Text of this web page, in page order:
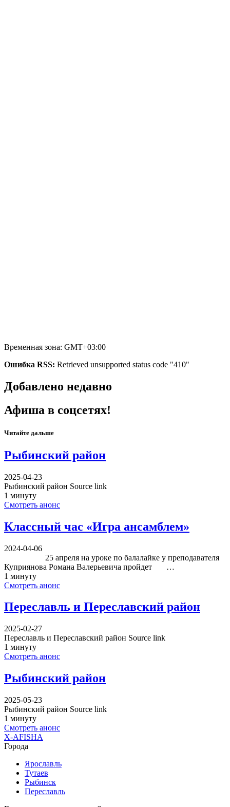
Временная зона: GMT+03:00
Ошибка RSS: Retrieved unsupported status code "410"
Добавлено недавно
Афиша в соцсетях!
Читайте дальше
Рыбинский район
2025-04-23
Рыбинский район Source link
1 минуту
Смотреть анонс
Классный час «Игра ансамблем»
2024-04-06
25 апреля на уроке по балалайке у преподавателя
Куприянова Романа Валерьевича пройдет …
1 минуту
Смотреть анонс
Переславль и Переславский район
2025-02-27
Переславль и Переславский район Source link
1 минуту
Смотреть анонс
Рыбинский район
2025-05-23
Рыбинский район Source link
1 минуту
Смотреть анонс
X-AFISHA
Города
Ярославль
Тутаев
Рыбинск
Переславль